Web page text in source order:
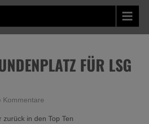
FÜR LSG
Kommentare
zurück in den Top Ten